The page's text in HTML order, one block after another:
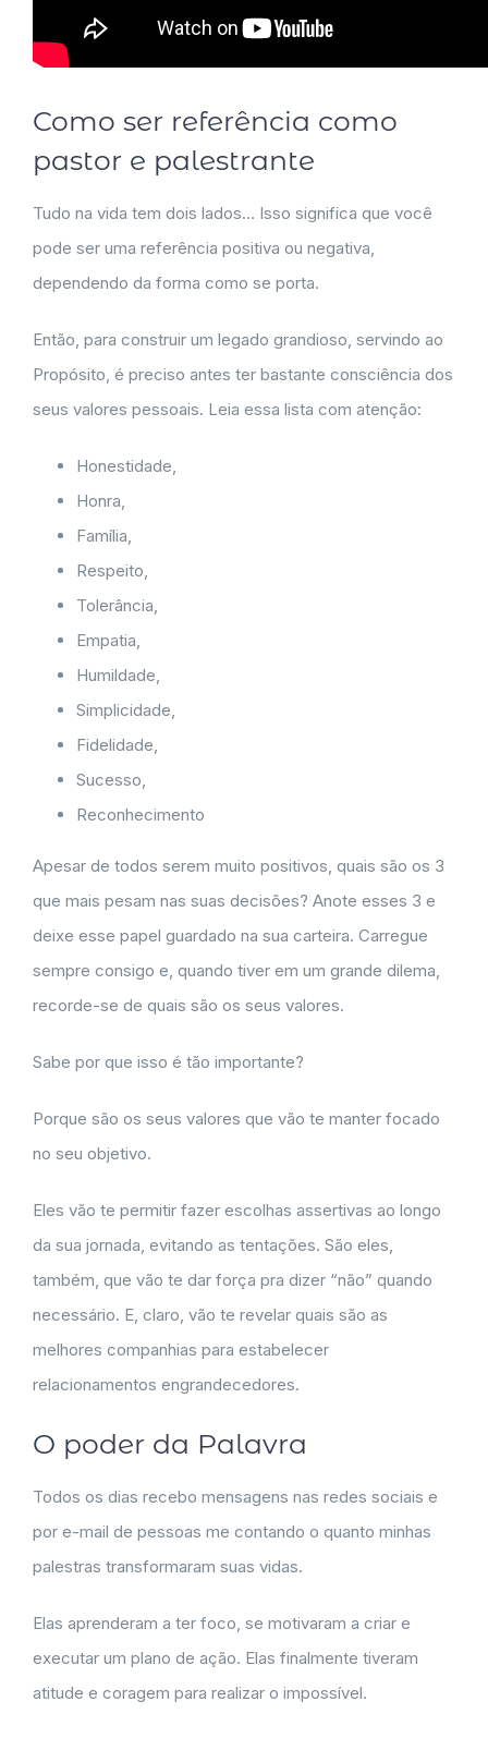
Como ser referência como
pastor e palestrante
Tudo na vida tem dois lados… Isso significa que você
pode ser uma referência positiva ou negativa,
dependendo da forma como se porta.
Então, para construir um legado grandioso, servindo ao
Propósito, é preciso antes ter bastante consciência dos
seus valores pessoais. Leia essa lista com atenção:
Honestidade,
Honra,
Família,
Respeito,
Tolerância,
Empatia,
Humildade,
Simplicidade,
Fidelidade,
Sucesso,
Reconhecimento
Apesar de todos serem muito positivos, quais são os 3
que mais pesam nas suas decisões? Anote esses 3 e
deixe esse papel guardado na sua carteira. Carregue
sempre consigo e, quando tiver em um grande dilema,
recorde-se de quais são os seus valores.
Sabe por que isso é tão importante?
Porque são os seus valores que vão te manter focado
no seu objetivo.
Eles vão te permitir fazer escolhas assertivas ao longo
da sua jornada, evitando as tentações. São eles,
também, que vão te dar força pra dizer “não” quando
necessário. E, claro, vão te revelar quais são as
melhores companhias para estabelecer
relacionamentos engrandecedores.
O poder da Palavra
Todos os dias recebo mensagens nas redes sociais e
por e-mail de pessoas me contando o quanto minhas
palestras transformaram suas vidas.
Elas aprenderam a ter foco, se motivaram a criar e
executar um plano de ação. Elas finalmente tiveram
atitude e coragem para realizar o impossível.